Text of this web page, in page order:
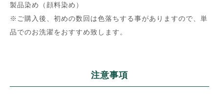
製品染め（顔料染め）
※ご購入後、初めの数回は色落ちする事がありますので、単
品でのお洗濯をおすすめ致します。
注意事項